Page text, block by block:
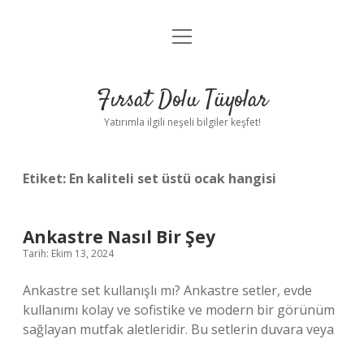
Gizlilik Politikası
Yasal Uyarı
menüyü
Fırsat Dolu Tüyolar
Yatırımla ilgili neşeli bilgiler keşfet!
Etiket: En kaliteli set üstü ocak hangisi
Ankastre Nasıl Bir Şey
Tarih: Ekim 13, 2024
Ankastre set kullanışlı mı? Ankastre setler, evde
kullanımı kolay ve sofistike ve modern bir görünüm
sağlayan mutfak aletleridir. Bu setlerin duvara veya